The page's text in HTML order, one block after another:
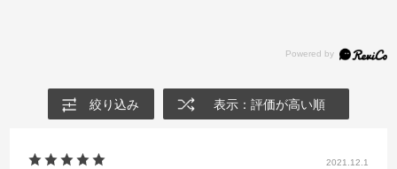
絞り込み 表示：評価が高い順
2021.12.1